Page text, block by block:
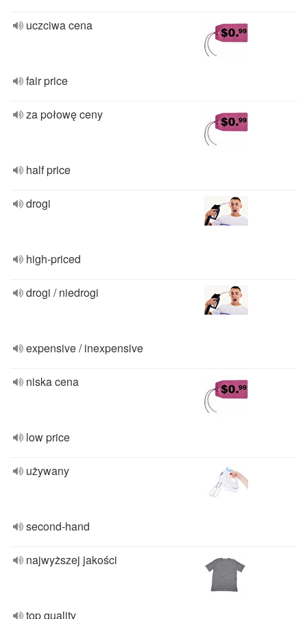
uczciwa cena
fair price
za połowę ceny
half price
drogi
high-priced
drogi / niedrogi
expensive / inexpensive
niska cena
low price
używany
second-hand
najwyższej jakości
top quality